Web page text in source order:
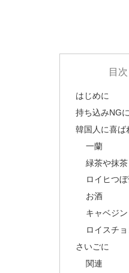
目次
はじめに
持ち込みNG
韓国人に喜ば
一蘭
緑茶や抹茶
ロイヒつ
お酒
キャベジン
ロイスチ
さいごに
関連